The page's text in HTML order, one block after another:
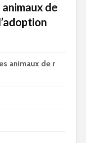
de
animaux de r